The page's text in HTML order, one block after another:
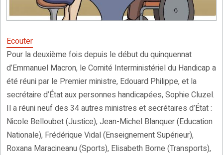
Ecouter
Pour la deuxième fois depuis le début du quinquennat
d’Emmanuel Macron, le Comité Interministériel du Handicap a
été réuni par le Premier ministre, Edouard Philippe, et la
secrétaire d’État aux personnes handicapées, Sophie Cluzel.
Il a réuni neuf des 34 autres ministres et secrétaires d’État :
Nicole Belloubet (Justice), Jean-Michel Blanquer (Education
Nationale), Frédérique Vidal (Enseignement Supérieur),
Roxana Maracineanu (Sports), Elisabeth Borne (Transports),